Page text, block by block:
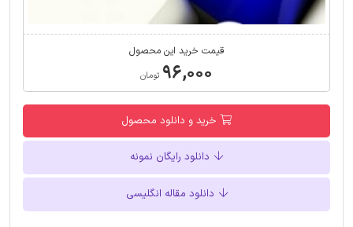
قیمت خرید این محصول
۹۶,۰۰۰ تومان
خرید و دانلود محصول
دانلود رایگان نمونه
دانلود مقاله انگلیسی